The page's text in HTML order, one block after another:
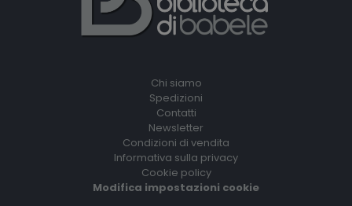
Chi siamo
Spedizioni
Contatti
Newsletter
Condizioni di vendita
Informativa sulla privacy
Cookie policy
Modifica impostazioni cookie